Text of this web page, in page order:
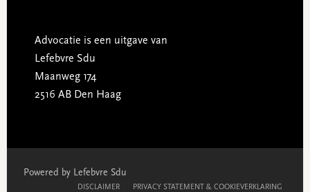
Advocatie is een uitgave van
Lefebvre Sdu
Maanweg 174
2516 AB Den Haag
Powered by Lefebvre Sdu
DISCLAIMER PRIVACY STATEMENT & COOKIEVERKLARING